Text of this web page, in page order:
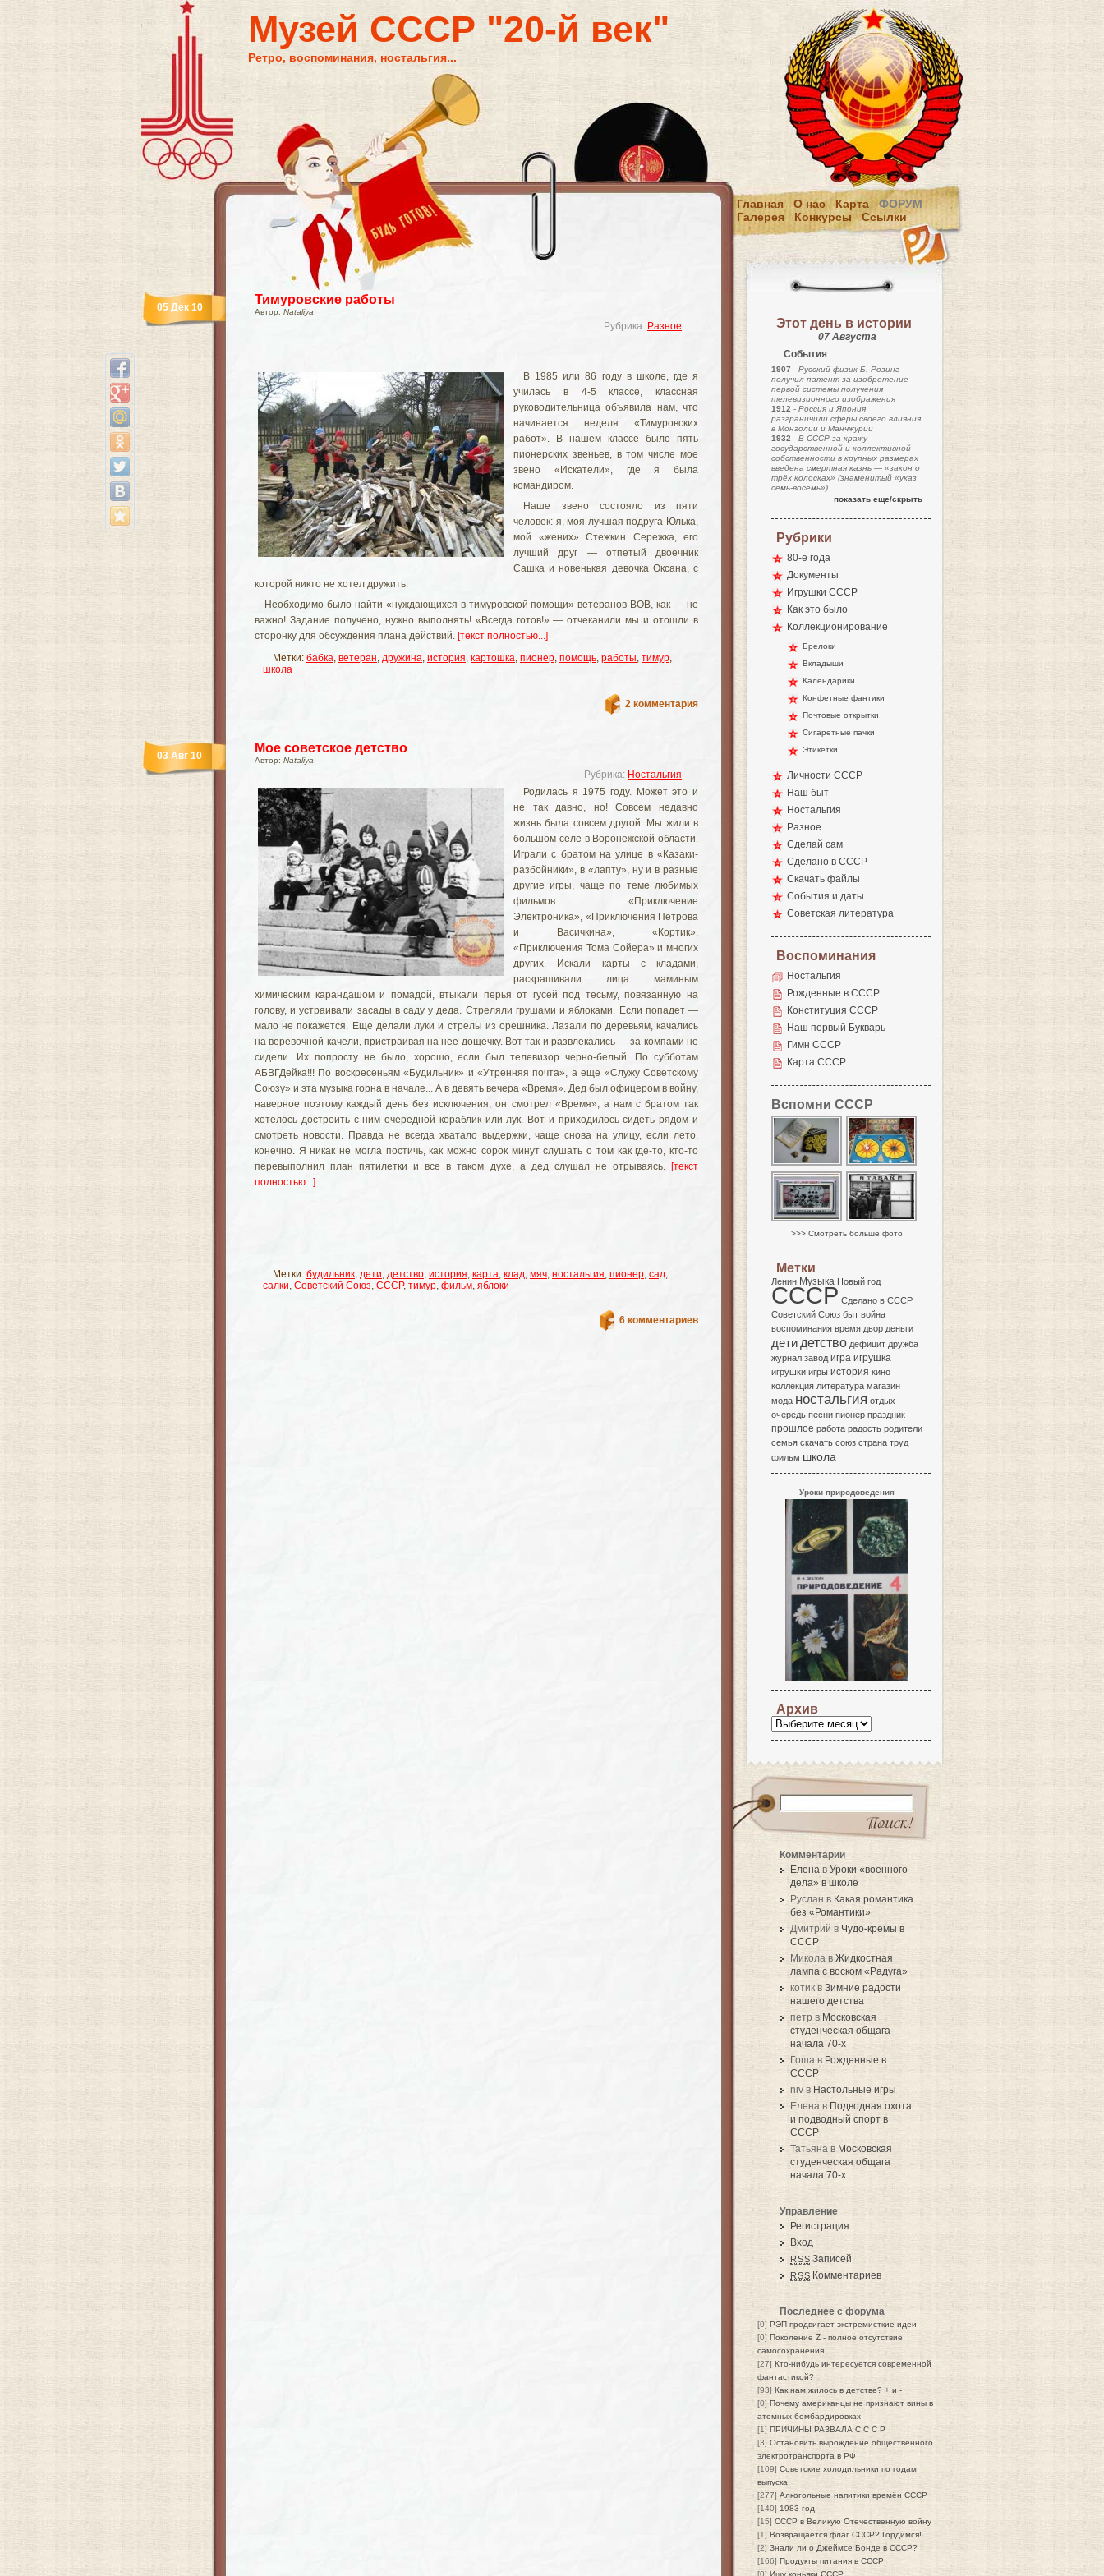
Музей СССР "20-й век"
Ретро, воспоминания, ностальгия...
Главная О нас Карта
ФОРУМ
Галерея
Конкурсы Ссылки
Тимуровские работы
Автор: Nataliya
Рубрика: Разное
05 Дек 10
В 1985 или 86 году в школе, где я
училась в 4-5 классе, классная
руководительница объявила нам, что
начинается неделя «Тимуровских
работ». В нашем классе было пять
пионерских звеньев, в том числе мое
звено «Искатели», где я была
командиром.
Наше звено состояло из пяти
человек: я, моя лучшая подруга Юлька,
мой «жених» Стежкин Сережка, его
лучший друг — отпетый двоечник
Сашка и новенькая девочка Оксана, с
которой никто не хотел дружить.
Необходимо было найти «нуждающихся в тимуровской помощи» ветеранов ВОВ, как — не
важно! Задание получено, нужно выполнять! «Всегда готов!» — отчеканили мы и отошли в
сторонку для обсуждения плана действий. [текст полностью...]
Метки: бабка, ветеран, дружина, история, картошка, пионер, помощь, работы, тимур,
школа
2 комментария
Мое советское детство
Автор: Nataliya
Рубрика: Ностальгия
03 Авг 10
Родилась я 1975 году. Может это и
не так давно, но! Совсем недавно
жизнь была совсем другой. Мы жили в
большом селе в Воронежской области.
Играли с братом на улице в «Казаки-
разбойники», в «лапту», ну и в разные
другие игры, чаще по теме любимых
фильмов: «Приключение
Электроника», «Приключения Петрова
и Васичкина», «Кортик»,
«Приключения Тома Сойера» и многих
других. Искали карты с кладами,
раскрашивали лица маминым
химическим карандашом и помадой, втыкали перья от гусей под тесьму, повязанную на
голову, и устраивали засады в саду у деда. Стреляли грушами и яблоками. Если попадет —
мало не покажется. Еще делали луки и стрелы из орешника. Лазали по деревьям, качались
на веревочной качели, пристраивая на нее дощечку. Вот так и развлекались — за компами не
сидели. Их попросту не было, хорошо, если был телевизор черно-белый. По субботам
АБВГДейка!!! По воскресеньям «Будильник» и «Утренняя почта», а еще «Служу Советскому
Союзу» и эта музыка горна в начале... А в девять вечера «Время». Дед был офицером в войну,
наверное поэтому каждый день без исключения, он смотрел «Время», а нам с братом так
хотелось достроить с ним очередной кораблик или лук. Вот и приходилось сидеть рядом и
смотреть новости. Правда не всегда хватало выдержки, чаще снова на улицу, если лето,
конечно. Я никак не могла постичь, как можно сорок минут слушать о том как где-то, кто-то
перевыполнил план пятилетки и все в таком духе, а дед слушал не отрываясь.
[текст
полностью...]
Метки: будильник, дети, детство, история, карта, клад, мяч, ностальгия, пионер, сад,
салки, Советский Союз, СССР, тимур, фильм, яблоки
6 комментариев
Этот день в истории
07 Августа
События
1907 - Русский физик Б. Розинг
получил патент за изобретение
первой системы получения
телевизионного изображения
1912 - Россия и Япония
разграничили сферы своего влияния
в Монголии и Манчжурии
1932 - В СССР за кражу
государственной и коллективной
собственности в крупных размерах
введена смертная казнь — «закон о
трёх колосках» (знаменитый «указ
семь-восемь»)
показать еще/скрыть
Рубрики
80-е года
Документы
Игрушки СССР
Как это было
Коллекционирование
Брелоки
Вкладыши
Календарики
Конфетные фантики
Почтовые открытки
Сигаретные пачки
Этикетки
Личности СССР
Наш быт
Ностальгия
Разное
Сделай сам
Сделано в СССР
Скачать файлы
События и даты
Советская литература
Воспоминания
Ностальгия
Рожденные в СССР
Конституция СССР
Наш первый Букварь
Гимн СССР
Карта СССР
Вспомни СССР
>>> Смотреть больше фото
Метки
Ленин Музыка Новый год
СССР Сделано в СССР
Советский Союз быт война
воспоминания время двор деньги
дети детство дефицит дружба
журнал завод игра игрушка
игрушки игры история кино
коллекция литература магазин
мода ностальгия отдых
очередь песни пионер праздник
прошлое работа радость родители
семья скачать союз страна труд
фильм школа
Уроки природоведения
Архив
Комментарии
Елена в Уроки «военного
дела» в школе
Руслан в Какая романтика
без «Романтики»
Дмитрий в Чудо-кремы в
СССР
Микола в Жидкостная
лампа с воском «Радуга»
котик в Зимние радости
нашего детства
петр в Московская
студенческая общага
начала 70-х
Гоша в Рожденные в
СССР
niv в Настольные игры
Елена в Подводная охота
и подводный спорт в
СССР
Татьяна в Московская
студенческая общага
начала 70-х
Управление
Регистрация
Вход
RSS Записей
RSS Комментариев
Последнее с форума
[0] РЭП продвигает экстремисткие идеи
[0] Поколение Z - полное отсутствие
самосохранения
[27] Кто-нибудь интересуется современной
фантастикой?
[93] Как нам жилось в детстве? + и -
[0] Почему американцы не признают вины в
атомных бомбардировках
[1] ПРИЧИНЫ РАЗВАЛА С С С Р
[3] Остановить вырождение общественного
электротранспорта в РФ
[109] Советские холодильники по годам
выпуска
[277] Алкогольные напитики времён СССР
[140] 1983 год.
[15] СССР в Великую Отечественную войну
[1] Возвращается флаг СССР? Гордимся!
[2] Знали ли о Джеймсе Бонде в СССР?
[166] Продукты питания в СССР
[0] Ищу коньяки СССР